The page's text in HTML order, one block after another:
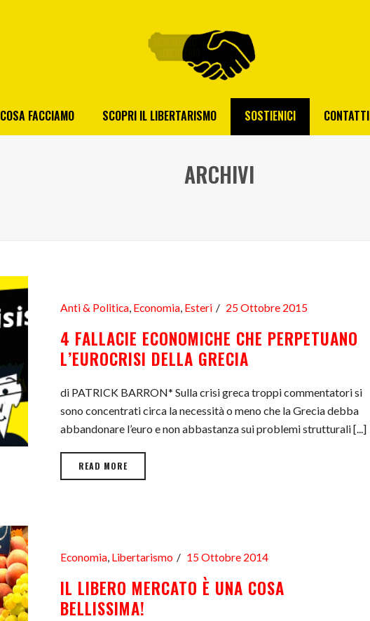
COSA FACCIAMO SCOPRI IL LIBERTARISMO SOSTIENICI CONTATTI
ARCHIVI
Anti & Politica, Economia, Esteri 25 Ottobre 2015
4 FALLACIE ECONOMICHE CHE PERPETUANO
L’EUROCRISI DELLA GRECIA
di PATRICK BARRON* Sulla crisi greca troppi commentatori si
sono concentrati circa la necessità o meno che la Grecia debba
abbandonare l’euro e non abbastanza sui problemi strutturali [...]
READ MORE
Economia, Libertarismo 15 Ottobre 2014
IL LIBERO MERCATO È UNA COSA
BELLISSIMA!